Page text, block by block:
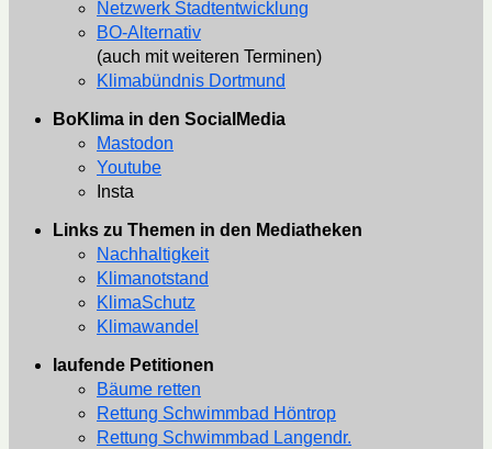
Netzwerk Stadtentwicklung
BO-Alternativ
(auch mit weiteren Terminen)
Klimabündnis Dortmund
BoKlima in den SocialMedia
Mastodon
Youtube
Insta
Links zu Themen in den Mediatheken
Nachhaltigkeit
Klimanotstand
KlimaSchutz
Klimawandel
laufende Petitionen
Bäume retten
Rettung Schwimmbad Höntrop
Rettung Schwimmbad Langendr.